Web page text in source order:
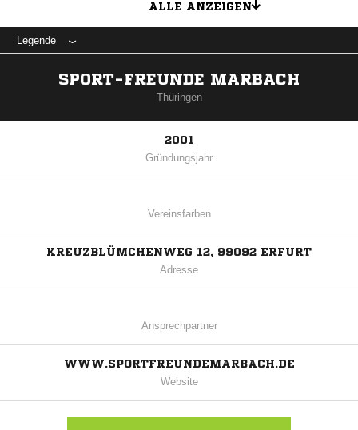
ALLE ANZEIGEN
Legende
SPORT-FREUNDE MARBACH
Thüringen
2001
Gründungsjahr
Vereinsfarben
KREUZBLÜMCHENWEG 12, 99092 ERFURT
Adresse
Ansprechpartner
WWW.SPORTFREUNDEMARBACH.DE
Website